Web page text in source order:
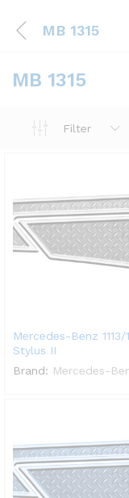
MB 1315
MB 1315
Filter
Mercedes-Benz 1113/
Stylus II
Brand: Mercedes-